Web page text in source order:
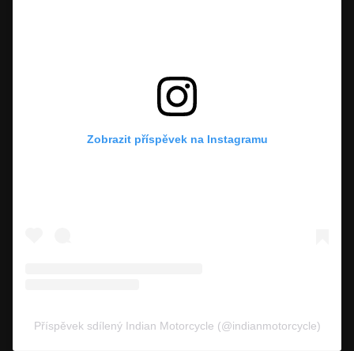
Zobrazit příspěvek na Instagramu
Příspěvek sdílený Indian Motorcycle (@indianmotorcycle)